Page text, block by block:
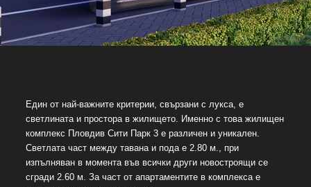
Един от най-важните критерии, свързани с лукса, е
светлината и простора в жилището. Именно с това жилищен
комплекс Пловдив Сити Парк 3 е различен и уникален.
Светлата част между тавана и пода е 2.80 м., при
изпълняван в момента във всички други новостроящи се
сгради 2.60 м. За част от апартаментите в комплекса е